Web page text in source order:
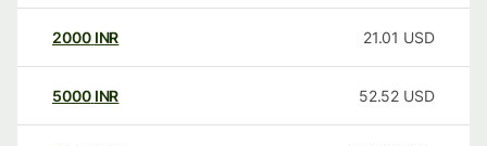
2000 INR 21.01 USD
5000 INR 52.52 USD